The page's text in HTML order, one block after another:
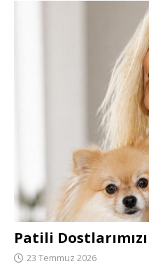
Patili
23 Temmuz 2026